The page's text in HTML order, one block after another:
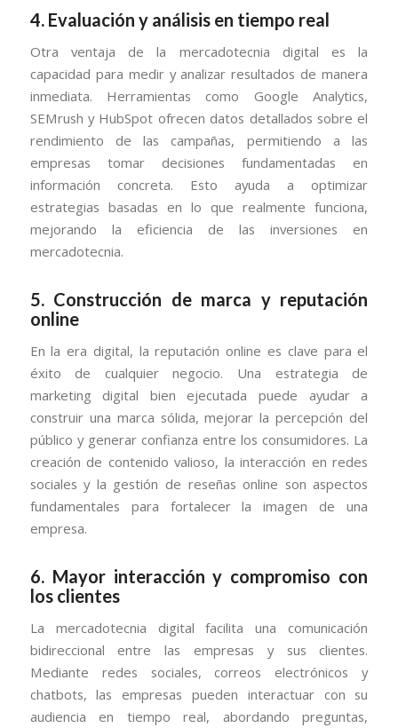
4. Evaluación y análisis en tiempo real
Otra ventaja de la mercadotecnia digital es la
capacidad para medir y analizar resultados de manera
inmediata. Herramientas como Google Analytics,
SEMrush y HubSpot ofrecen datos detallados sobre el
rendimiento de las campañas, permitiendo a las
empresas tomar decisiones fundamentadas en
información concreta. Esto ayuda a optimizar
estrategias basadas en lo que realmente funciona,
mejorando la eficiencia de las inversiones en
mercadotecnia.
5. Construcción de marca y reputación
online
En la era digital, la reputación online es clave para el
éxito de cualquier negocio. Una estrategia de
marketing digital bien ejecutada puede ayudar a
construir una marca sólida, mejorar la percepción del
público y generar confianza entre los consumidores. La
creación de contenido valioso, la interacción en redes
sociales y la gestión de reseñas online son aspectos
fundamentales para fortalecer la imagen de una
empresa.
6. Mayor interacción y compromiso con
los clientes
La mercadotecnia digital facilita una comunicación
bidireccional entre las empresas y sus clientes.
Mediante redes sociales, correos electrónicos y
chatbots, las empresas pueden interactuar con su
audiencia en tiempo real, abordando preguntas,